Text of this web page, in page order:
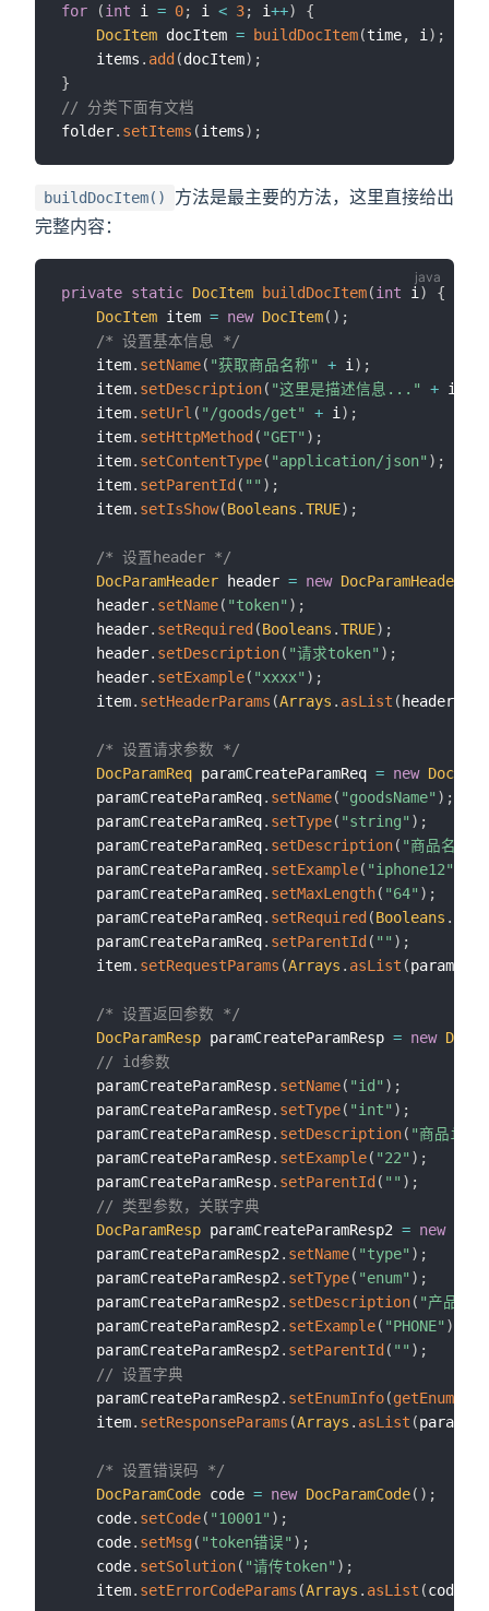
for
(int i = 0; i < 3; i++)
{
DocItem docItem = buildDocItem(time, i ) ;
    items
. add(docItem) ;
}
// 分类下面有文档
folder. setItems (items) ;
buildDocItem()
方法是最主要的方法，这里直接给出
完整内容：
private static DocItem buildDocItem(int i )
{
DocItem item = new DocItem( ) ;
/* 设置基本信息 */
    item
. setName( "获取商品名称" + i ) ;
    item
. setDescription( "这里是描述信息..." + i
    item
. setUrl ( "/goods/get" + i ) ;
    item
. setHttpMethod( "GET" ) ;
    item
. setContentType( "application/json" ) ;
    item
. setParentId( "" ) ;
    item
. setIsShow(Booleans .TRUE) ;
/* 设置header */
DocParamHeader header = new DocParamHeader
    header
. setName( "token" ) ;
    header
. setRequired(Booleans .TRUE) ;
    header
. setDescription( "请求token" ) ;
    header
. setExample( "xxxx" ) ;
    item
. setHeaderParams (Arrays . asList (header
/* 设置请求参数 */
DocParamReq paramCreateParamReq = new
    paramCreateParamReq
. setName( "goodsName" ) ;
    paramCreateParamReq
. setType( "string" ) ;
    paramCreateParamReq
. setDescription( "商品名称"
    paramCreateParamReq
. setExample( "iphone12"
    paramCreateParamReq
. setMaxLength( "64" ) ;
    paramCreateParamReq
. setRequired(Booleans .
    paramCreateParamReq
. setParentId( "" ) ;
    item
. setRequestParams (Arrays . asList (
/* 设置返回参数 */
DocParamResp paramCreateParamResp = new
// id参数
    paramCreateParamResp
. setName( "id" ) ;
    paramCreateParamResp
. setType( "int" ) ;
    paramCreateParamResp
. setDescription( "商品id"
    paramCreateParamResp
. setExample( "22" ) ;
    paramCreateParamResp
. setParentId( "" ) ;
// 类型参数，关联字典
DocParamResp paramCreateParamResp2 = new
    paramCreateParamResp2
. setName( "type" ) ;
    paramCreateParamResp2
. setType( "enum" ) ;
    paramCreateParamResp2
. setDescription( "产品类
    paramCreateParamResp2
. setExample( "PHONE" )
    paramCreateParamResp2
. setParentId( "" ) ;
// 设置字典
    paramCreateParamResp2
. setEnumInfo(
    item
. setResponseParams (Arrays . asList (
/* 设置错误码 */
DocParamCode code = new DocParamCode( ) ;
    code
. setCode( "10001" ) ;
    code
. setMsg( "token错误" ) ;
    code
. setSolution( "请传token" ) ;
    item
. setErrorCodeParams (Arrays . asList (code